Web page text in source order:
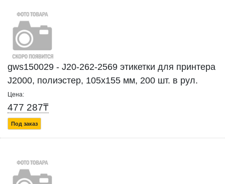
gws150029 - J20-262-2569 этикетки для принтера
J2000, полиэстер, 105х155 мм, 200 шт. в рул.
Цена:
477 287₸
Под заказ